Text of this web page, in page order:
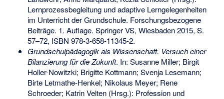
Lernprozessbegleitung und adaptive Lerngelegenheiten
im Unterricht der Grundschule. Forschungsbezogene
Beiträge. 1. Auflage. Springer VS, Wiesbaden 2015, S.
57–72, ISBN 978-3-658-11345-2.
Grundschulpädagogik als Wissenschaft. Versuch einer
Bilanzierung für die Zukunft. In: Susanne Miller; Birgit
Holler-Nowitzki; Brigitte Kottmann; Svenja Lesemann;
Birte Letmathe-Henkel; Nikolaus Meyer; Rene
Schroeder; Katrin Velten (Hrsg.): Profession und